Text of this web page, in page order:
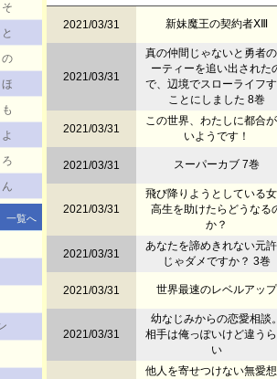
そ
と
の
ほ
も
よ
ろ
ん
一覧へ
2021/03/31 新妹魔王の契約者ⅩⅢ
2021/03/31
真の仲間じゃないと勇者
ーティーを追い出された
で、辺境でスローライフ
ことにしました 8巻
2021/03/31
この世界、わたしに都合
いようです！
2021/03/31 スーパーカブ 7巻
2021/03/31
飛び降りようとしている
高生を助けたらどうなる
か？
2021/03/31
あなたを諦めきれない元
じゃダメですか？ 3巻
2021/03/31 世界最速のレベルアップ
2021/03/31
幼なじみからの恋愛相談
相手は俺っぽいけど違う
い
他人を寄せつけない無愛